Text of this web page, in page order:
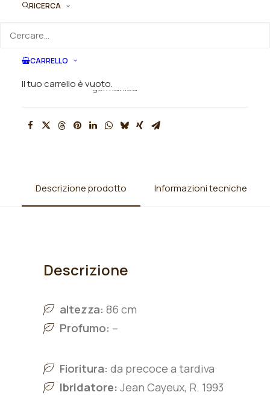
RICERCA
CARRELLO
Il tuo carrello è vuoto.
SKU
germanica
Descrizione prodotto Informazioni tecniche
Descrizione
altezza: 86 cm
Profumo: –
Fioritura: da precoce a tardiva
Ibridatore: Jean Cayeux, R. 1993